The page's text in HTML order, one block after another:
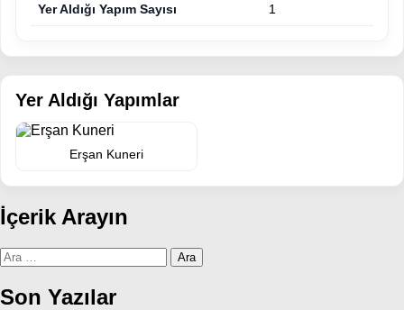
Yer Aldığı Yapım Sayısı 1
Yer Aldığı Yapımlar
Erşan Kuneri
İçerik Arayın
Arama:
Son Yazılar